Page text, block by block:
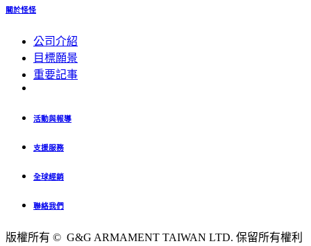
關於怪怪
公司介紹
目標願景
重要記事
活動與報導
支援服務
全球經銷
聯絡我們
版權所有 © G&G ARMAMENT TAIWAN LTD. 保留所有權利